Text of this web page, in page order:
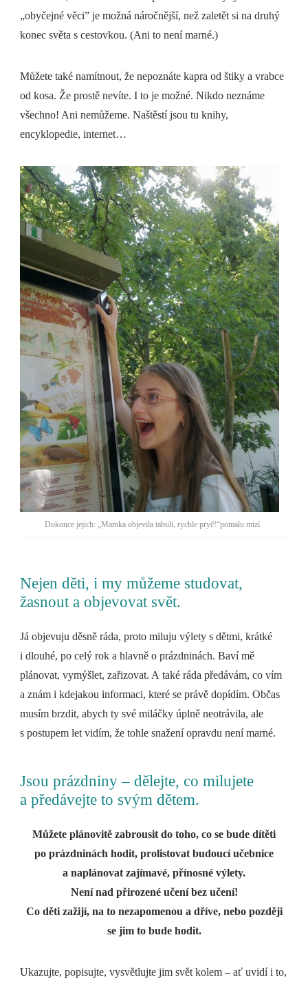
„obyčejné věci” je možná náročnější, než zaletět si na druhý
konec světa s cestovkou. (Ani to není marné.)
Můžete také namítnout, že nepoznáte kapra od štiky a vrabce
od kosa. Že prostě nevíte. I to je možné. Nikdo neznáme
všechno! Ani nemůžeme. Naštěstí jsou tu knihy,
encyklopedie, internet…
Dokonce jejich: „Mamka objevila tabuli, rychle pryč!“pomalu mizí.
Nejen děti, i my můžeme studovat,
žasnout a objevovat svět.
Já objevuju děsně ráda, proto miluju výlety s dětmi, krátké
i dlouhé, po celý rok a hlavně o prázdninách. Baví mě
plánovat, vymýšlet, zařizovat. A také ráda předávám, co vím
a znám i kdejakou informaci, které se právě dopídím. Občas
musím brzdit, abych ty své miláčky úplně neotrávila, ale
s postupem let vidím, že tohle snažení opravdu není marné.
Jsou prázdniny – dělejte, co milujete
a předávejte to svým dětem.
Můžete plánovitě zabrousit do toho, co se bude dítěti
po prázdninách hodit, prolistovat budoucí učebnice
a naplánovat zajímavé, přínosné výlety.
Není nad přirozené učení bez učení!
Co děti zažijí, na to nezapomenou a dříve, nebo později
se jim to bude hodit.
Ukazujte, popisujte, vysvětlujte jim svět kolem – ať uvidí i to,